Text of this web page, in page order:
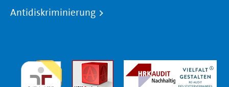
Antidiskriminierung